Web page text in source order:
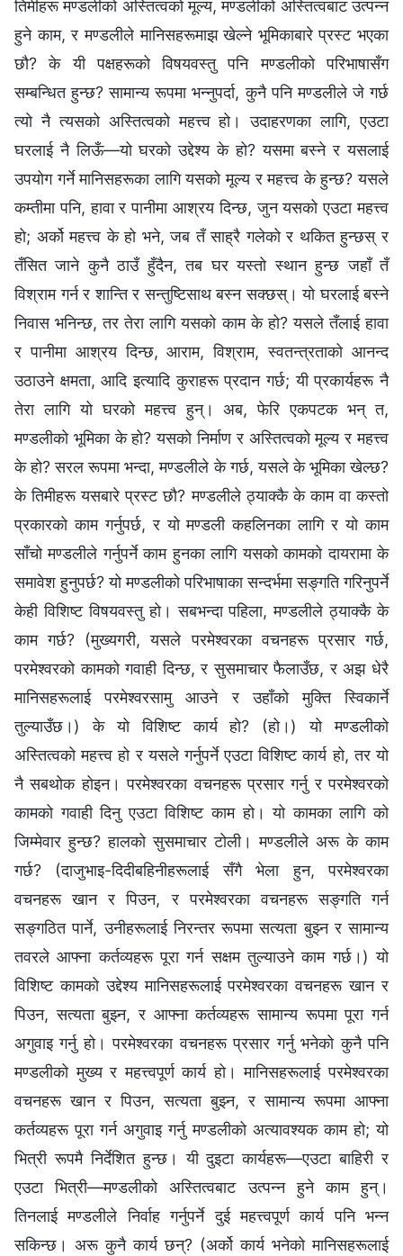
तिमीहरू मण्डलीको अस्तित्वको मूल्य, मण्डलीको अस्तित्वबाट उत्पन्‍न
हुने काम, र मण्डलीले मानिसहरूमाझ खेल्ने भूमिकाबारे प्रस्ट भएका
छौ? के यी पक्षहरूको विषयवस्तु पनि मण्डलीको परिभाषासँग
सम्बन्धित हुन्छ? सामान्य रूपमा भन्नुपर्दा, कुनै पनि मण्डलीले जे गर्छ
त्यो नै त्यसको अस्तित्वको महत्त्व हो। उदाहरणका लागि, एउटा
घरलाई नै लिऊँ—यो घरको उद्देश्य के हो? यसमा बस्ने र यसलाई
उपयोग गर्ने मानिसहरूका लागि यसको मूल्य र महत्त्व के हुन्छ? यसले
कम्तीमा पनि, हावा र पानीमा आश्रय दिन्छ, जुन यसको एउटा महत्त्व
हो; अर्को महत्त्व के हो भने, जब तँ साह्रै गलेको र थकित हुन्छस् र
तँसित जाने कुनै ठाउँ हुँदैन, तब घर यस्तो स्थान हुन्छ जहाँ तँ
विश्राम गर्न र शान्ति र सन्तुष्टिसाथ बस्न सक्छस्। यो घरलाई बस्‍ने
निवास भनिन्छ, तर तेरा लागि यसको काम के हो? यसले तँलाई हावा
र पानीमा आश्रय दिन्छ, आराम, विश्राम, स्वतन्त्रताको आनन्द
उठाउने क्षमता, आदि इत्यादि कुराहरू प्रदान गर्छ; यी प्रकार्यहरू नै
तेरा लागि यो घरको महत्त्व हुन्। अब, फेरि एकपटक भन् त,
मण्डलीको भूमिका के हो? यसको निर्माण र अस्तित्वको मूल्य र महत्त्व
के हो? सरल रूपमा भन्दा, मण्डलीले के गर्छ, यसले के भूमिका खेल्छ?
के तिमीहरू यसबारे प्रस्ट छौ? मण्डलीले ठ्याक्कै के काम वा कस्तो
प्रकारको काम गर्नुपर्छ, र यो मण्डली कहलिनका लागि र यो काम
साँचो मण्डलीले गर्नुपर्ने काम हुनका लागि यसको कामको दायरामा के
समावेश हुनुपर्छ? यो मण्डलीको परिभाषाका सन्दर्भमा सङ्गति गरिनुपर्ने
केही विशिष्ट विषयवस्तु हो। सबभन्दा पहिला, मण्डलीले ठ्याक्कै के
काम गर्छ? (मुख्यगरी, यसले परमेश्‍वरका वचनहरू प्रसार गर्छ,
परमेश्‍वरको कामको गवाही दिन्छ, र सुसमाचार फैलाउँछ, र अझ धेरै
मानिसहरूलाई परमेश्‍वरसामु आउने र उहाँको मुक्ति स्विकार्ने
तुल्याउँछ।) के यो विशिष्ट कार्य हो? (हो।) यो मण्डलीको
अस्तित्वको महत्त्व हो र यसले गर्नुपर्ने एउटा विशिष्ट कार्य हो, तर यो
नै सबथोक होइन। परमेश्‍वरका वचनहरू प्रसार गर्नु र परमेश्‍वरको
कामको गवाही दिनु एउटा विशिष्ट काम हो। यो कामका लागि को
जिम्मेवार हुन्छ? हालको सुसमाचार टोली। मण्डलीले अरू के काम
गर्छ? (दाजुभाइ-दिदीबहिनीहरूलाई सँगै भेला हुन, परमेश्‍वरका
वचनहरू खान र पिउन, र परमेश्‍वरका वचनहरू सङ्गति गर्न
सङ्गठित पार्ने, उनीहरूलाई निरन्तर रूपमा सत्यता बुझ्न र सामान्य
तवरले आफ्ना कर्तव्यहरू पूरा गर्न सक्षम तुल्याउने काम गर्छ।) यो
विशिष्ट कामको उद्देश्य मानिसहरूलाई परमेश्‍वरका वचनहरू खान र
पिउन, सत्यता बुझ्न, र आफ्ना कर्तव्यहरू सामान्य रूपमा पूरा गर्न
अगुवाइ गर्नु हो। परमेश्‍वरका वचनहरू प्रसार गर्नु भनेको कुनै पनि
मण्डलीको मुख्य र महत्त्वपूर्ण कार्य हो। मानिसहरूलाई परमेश्‍वरका
वचनहरू खान र पिउन, सत्यता बुझ्न, र सामान्य रूपमा आफ्ना
कर्तव्यहरू पूरा गर्न अगुवाइ गर्नु मण्डलीको अत्यावश्यक काम हो; यो
भित्री रूपमै निर्देशित हुन्छ। यी दुइटा कार्यहरू—एउटा बाहिरी र
एउटा भित्री—मण्डलीको अस्तित्वबाट उत्पन्न हुने काम हुन्।
तिनलाई मण्डलीले निर्वाह गर्नुपर्ने दुई महत्त्वपूर्ण कार्य पनि भन्न
सकिन्छ। अरू कुनै कार्य छन्? (अर्को कार्य भनेको मानिसहरूलाई